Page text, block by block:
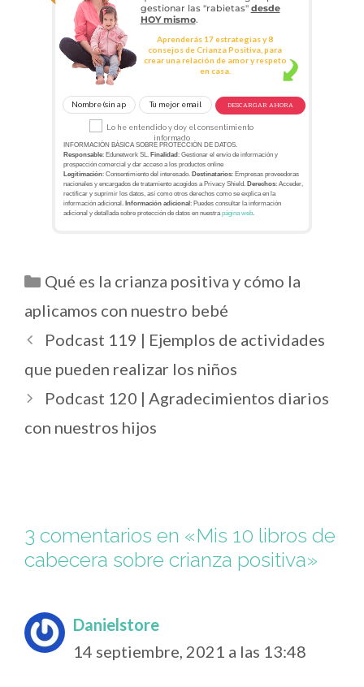
gestionar las "rabietas" desde
HOY mismo.
Aprenderás 17 estrategias y 8
consejos de Crianza Positiva, para
crear una relación de amor y respeto
en casa.
INFORMACIÓN BÁSICA SOBRE PROTECCIÓN DE DATOS.
Responsable: Edunetwork SL. Finalidad : Gestionar el envío de información y
prospección comercial y dar acceso a los productos online
Legitimación: Consentimiento del interesado. Destinatarios: Empresas proveedoras
nacionales y encargados de tratamiento acogidos a Privacy Shield.
Derechos: Acceder,
rectificar y suprimir los datos, así como otros derechos como se explica en la
información adicional.
Información adicional : Puedes consultar la información
adicional y detallada sobre protección de datos en nuestra página web
Lo he entendido y doy el consentimiento
informado
DESCARGAR AHORA
Qué es la crianza positiva y cómo la
aplicamos con nuestro bebé
Podcast 119 | Ejemplos de actividades
que pueden realizar los niños
Podcast 120 | Agradecimientos diarios
con nuestros hijos
3 comentarios en «Mis 10 libros de
cabecera sobre crianza positiva»
Danielstore
14 septiembre, 2021 a las 13:48